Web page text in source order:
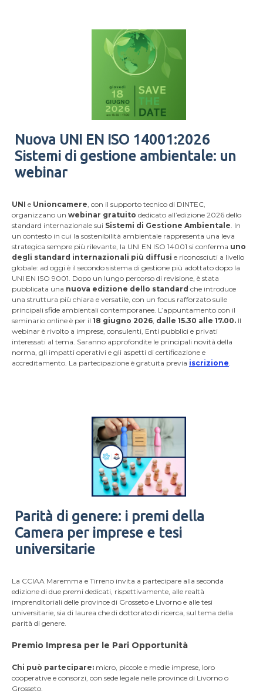
Nuova UNI EN ISO 14001:2026
Sistemi di gestione ambientale: un
webinar
UNI e Unioncamere, con il supporto tecnico di DINTEC,
organizzano un webinar gratuito dedicato all’edizione 2026 dello
standard internazionale sui Sistemi di Gestione Ambientale. In
un contesto in cui la sostenibilità ambientale rappresenta una leva
strategica sempre più rilevante, la UNI EN ISO 14001 si conferma uno
degli standard internazionali più diffusi e riconosciuti a livello
globale: ad oggi è il secondo sistema di gestione più adottato dopo la
UNI EN ISO 9001. Dopo un lungo percorso di revisione, è stata
pubblicata una nuova edizione dello standard che introduce
una struttura più chiara e versatile, con un focus rafforzato sulle
principali sfide ambientali contemporanee. L’appuntamento con il
seminario online è per il 18 giugno 2026, dalle 15.30 alle 17.00. Il
webinar è rivolto a imprese, consulenti, Enti pubblici e privati
interessati al tema. Saranno approfondite le principali novità della
norma, gli impatti operativi e gli aspetti di certificazione e
accreditamento. La partecipazione è gratuita previa iscrizione.
Parità di genere: i premi della
Camera per imprese e tesi
universitarie
La CCIAA Maremma e Tirreno invita a partecipare alla seconda
edizione di due premi dedicati, rispettivamente, alle realtà
imprenditoriali delle province di Grosseto e Livorno e alle tesi
universitarie, sia di laurea che di dottorato di ricerca, sul tema della
parità di genere.
Premio Impresa per le Pari Opportunità
Chi può partecipare: micro, piccole e medie imprese, loro
cooperative e consorzi, con sede legale nelle province di Livorno o
Grosseto.